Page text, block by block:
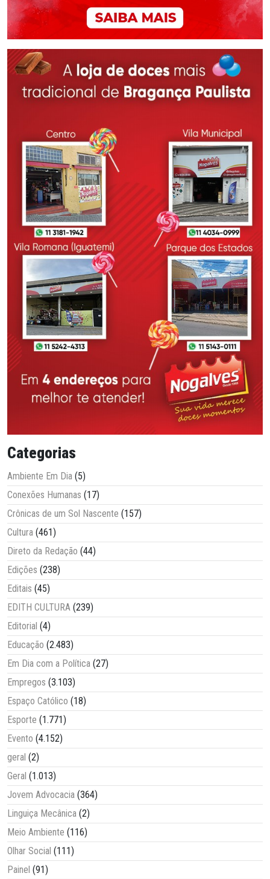
Categorias
Ambiente Em Dia (5)
Conexões Humanas (17)
Crônicas de um Sol Nascente (157)
Cultura (461)
Direto da Redação (44)
Edições (238)
Editais (45)
EDITH CULTURA (239)
Editorial (4)
Educação (2.483)
Em Dia com a Política (27)
Empregos (3.103)
Espaço Católico (18)
Esporte (1.771)
Evento (4.152)
geral (2)
Geral (1.013)
Jovem Advocacia (364)
Linguiça Mecânica (2)
Meio Ambiente (116)
Olhar Social (111)
Painel (91)